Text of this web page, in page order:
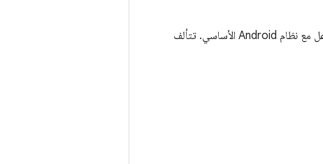
يوفّر نظام التشغيل Android واجهة برمجة تطبيقات إطار عمل يمكن للتطبيقات استخدامها للتفاعل مع نظام Android الأساسي. تتألف